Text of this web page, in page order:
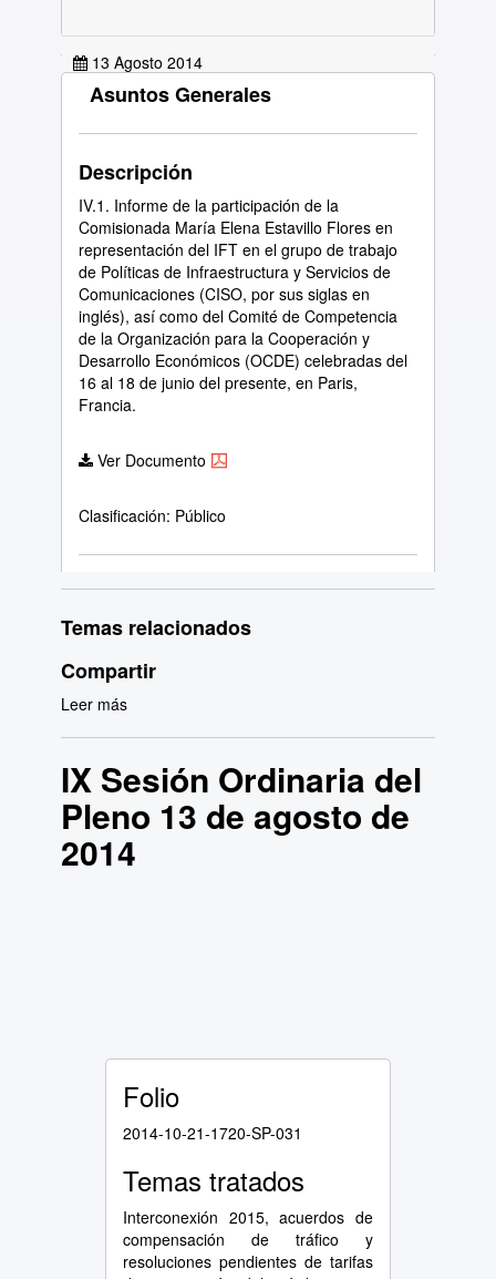
13 Agosto 2014
Asuntos Generales
Descripción
IV.1. Informe de la participación de la
Comisionada María Elena Estavillo Flores en
representación del IFT en el grupo de trabajo
de Políticas de Infraestructura y Servicios de
Comunicaciones (CISO, por sus siglas en
inglés), así como del Comité de Competencia
de la Organización para la Cooperación y
Desarrollo Económicos (OCDE) celebradas del
16 al 18 de junio del presente, en Paris,
Francia.
Ver Documento
Clasificación: Público
Temas relacionados
Compartir
Leer más
del Pleno
13 de
agosto
de 2014
IX Sesión Ordinaria del
Pleno 13 de agosto de
2014
Folio
2014-10-21-1720-SP-031
Temas tratados
Interconexión 2015, acuerdos de
compensación de tráfico y
resoluciones pendientes de tarifas